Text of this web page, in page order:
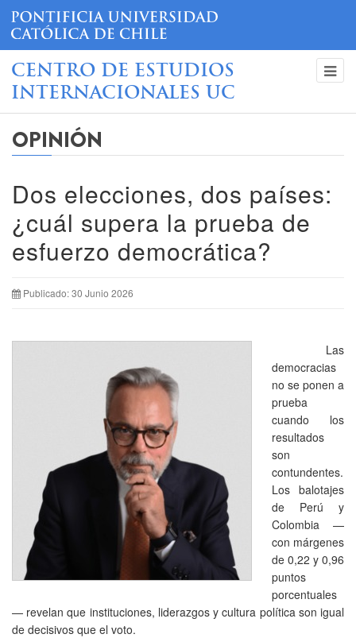
CENTRO DE ESTUDIOS
INTERNACIONALES UC
OPINIÓN
Dos elecciones, dos países:
¿cuál supera la prueba de
esfuerzo democrática?
Publicado: 30 Junio 2026
Las
democracias
no se ponen a
prueba
cuando los
resultados
son
contundentes.
Los balotajes
de Perú y
Colombia —
con márgenes
de 0,22 y 0,96
puntos
porcentuales
— revelan que instituciones, liderazgos y cultura política son igual
de decisivos que el voto.